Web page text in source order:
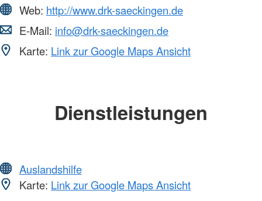
Web: http://www.drk-saeckingen.de
E-Mail: info@drk-saeckingen.de
Karte: Link zur Google Maps Ansicht
Dienstleistungen
Auslandshilfe
Karte: Link zur Google Maps Ansicht